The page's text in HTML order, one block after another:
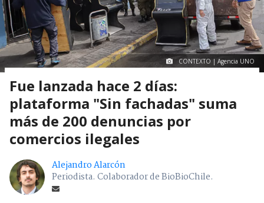
CONTEXTO | Agencia UNO
Fue lanzada hace 2 días:
plataforma "Sin fachadas" suma
más de 200 denuncias por
comercios ilegales
Alejandro Alarcón
Periodista. Colaborador de BioBioChile.